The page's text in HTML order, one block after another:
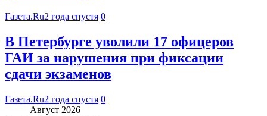
Газета.Ru2 года спустя 0
В Петербурге уволили 17 офицеров
ГАИ за нарушения при фиксации
сдачи экзаменов
Газета.Ru2 года спустя 0
Август 2026